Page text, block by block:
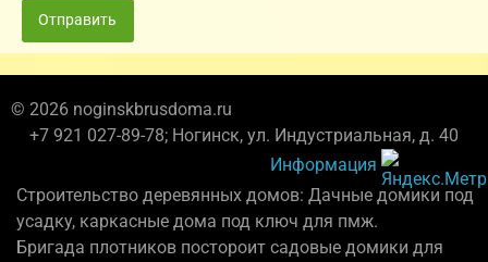
Отправить
© 2026 noginskbrusdoma.ru
+7 921 027-89-78; Ногинск, ул. Индустриальная, д. 40
Информация
Строительство деревянных домов: Дачные домики под
усадку, каркасные дома под ключ для пмж.
Бригада плотников постороит садовые домики для